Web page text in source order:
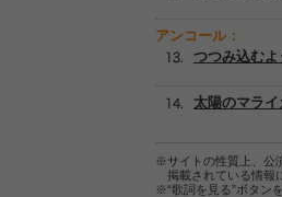
アンコール：
つつみ込む
太陽のマライ
※サイトの性質上、公
掲載されている情報
※“歌詞を見る”ボタン